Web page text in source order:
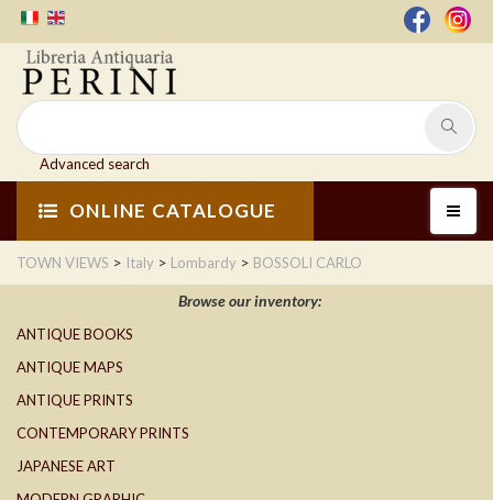
Advanced search
ONLINE CATALOGUE
TOWN VIEWS > Italy > Lombardy > BOSSOLI CARLO
Browse our inventory:
ANTIQUE BOOKS
ANTIQUE MAPS
ANTIQUE PRINTS
CONTEMPORARY PRINTS
JAPANESE ART